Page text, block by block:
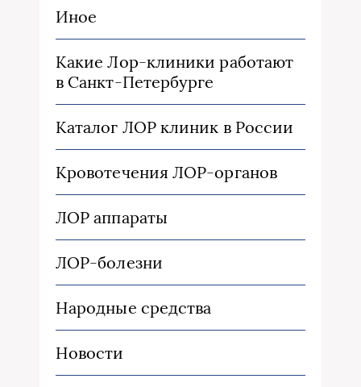
Иное
Какие Лор-клиники работают
в Санкт-Петербурге
Каталог ЛОР клиник в России
Кровотечения ЛОР-органов
ЛОР аппараты
ЛОР-болезни
Народные средства
Новости